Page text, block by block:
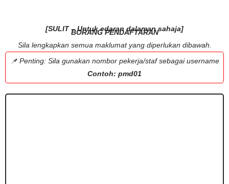
BORANG PENDAFTARAN
[SULIT – Untuk edaran dalaman sahaja]
Sila lengkapkan semua maklumat yang diperlukan dibawah.
📌 Penting: Sila gunakan nombor pekerja/staf sebagai username
Contoh: pmd01